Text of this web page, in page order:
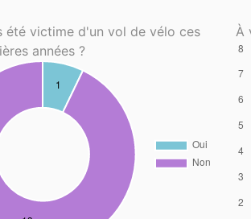
été victime d'un vol de vélo ces
années ?
À